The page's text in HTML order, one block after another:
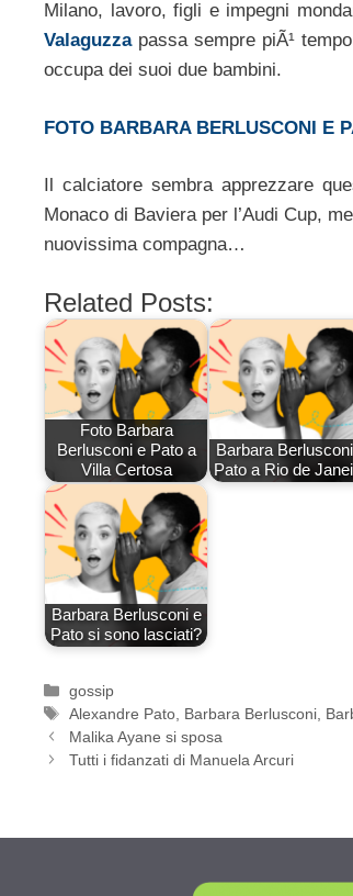
Milano, lavoro, figli e impegni
Valaguzzapassa sempre piÃ¹
occupa dei suoi due bambini.
FOTO BARBARA BERLUSCONI E
Il calciatore sembra apprezzare
Monaco di Baviera per l’Audi Cup,
nuovissima compagna…
Related Posts:
Foto Barbara
Berlusconi e Pato a
Villa Certosa
Barbara
Pato a Rio de
Barbara Berlusconi e
Pato si sono lasciati?
Categorie
gossip
Tag
Alexandre Pato Barbara Berlusconi
Malika Ayane si sposa
Tutti i fidanzati di Manuela Arcuri